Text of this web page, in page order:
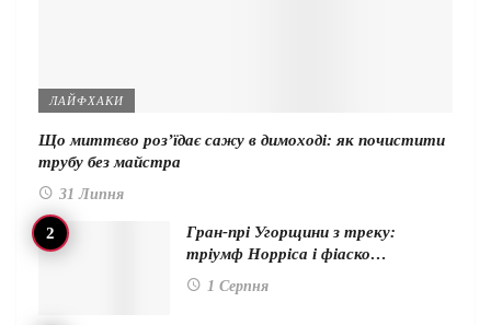
ЛАЙФХАКИ
Що миттєво роз’їдає сажу в димоході: як почистити
трубу без майстра
31 Липня
Гран-прі Угорщини з треку:
тріумф Норріса і фіаско…
1 Серпня